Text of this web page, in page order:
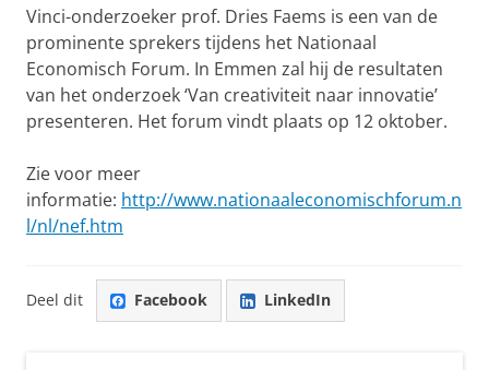
Vinci-onderzoeker prof. Dries Faems is een van de
prominente sprekers tijdens het Nationaal
Economisch Forum. In Emmen zal hij de resultaten
van het onderzoek ‘Van creativiteit naar innovatie’
presenteren. Het forum vindt plaats op 12 oktober.
Zie voor meer
informatie: http://www.nationaaleconomischforum.n
l/nl/nef.htm
Deel dit Facebook LinkedIn